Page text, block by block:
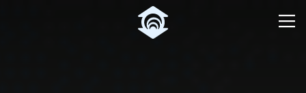
Pular para o Conteúdo principal